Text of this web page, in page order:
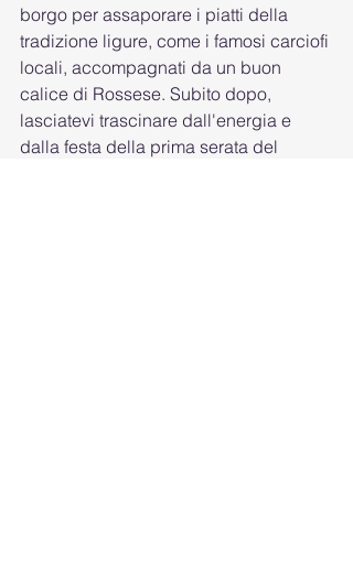
borgo per assaporare i piatti della
tradizione ligure, come i famosi carciofi
locali, accompagnati da un buon
calice di Rossese. Subito dopo,
lasciatevi trascinare dall'energia e
dalla festa della prima serata del